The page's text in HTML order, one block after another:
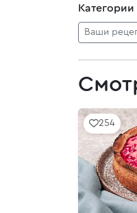
Категории
Ваши
254